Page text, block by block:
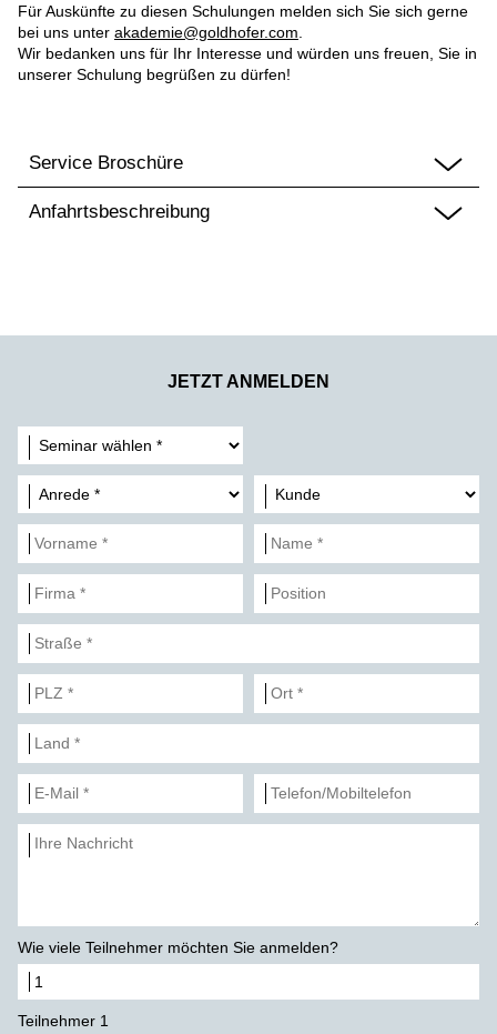
Für Auskünfte zu diesen Schulungen melden sich Sie sich gerne
bei uns unter akademie@goldhofer.com
Wir bedanken uns für Ihr Interesse und würden uns freuen, Sie in
unserer Schulung begrüßen zu dürfen!
Service Broschüre
Anfahrtsbeschreibung
JETZT ANMELDEN
Wie viele Teilnehmer möchten Sie anmelden?
Teilnehmer 1